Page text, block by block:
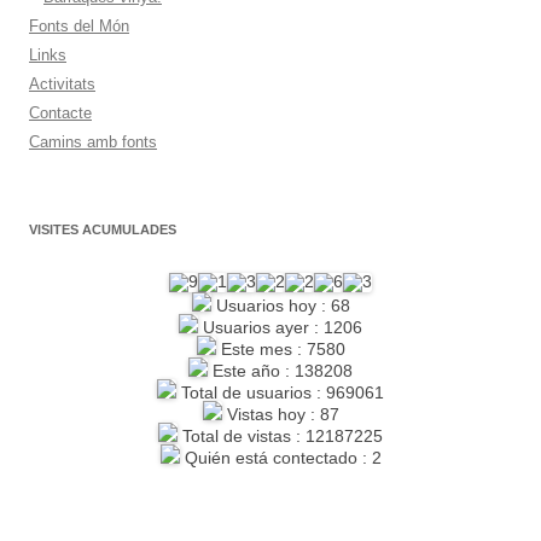
Fonts del Món
Links
Activitats
Contacte
Camins amb fonts
VISITES ACUMULADES
Usuarios hoy : 68
Usuarios ayer : 1206
Este mes : 7580
Este año : 138208
Total de usuarios : 969061
Vistas hoy : 87
Total de vistas : 12187225
Quién está contectado : 2